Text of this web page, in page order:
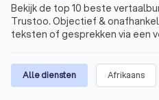
Bekijk de top 10 beste
Trustoo. Objectief &
teksten of gesprekken via een
Alle diensten Afrikaans